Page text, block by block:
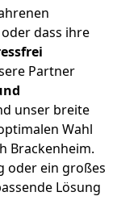
dass ihre
Partner
unser breite
Wahl
Brackenheim.
oder ein großes
Lösung